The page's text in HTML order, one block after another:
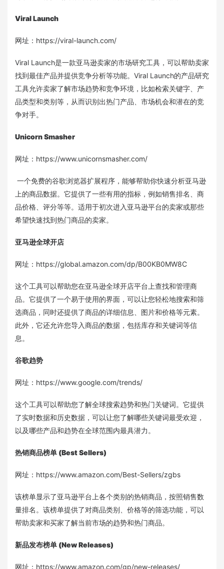
Viral Launch
网址：https://viral-launch.com/
Viral Launch是一款亚马逊卖家的市场研究工具，可以帮助卖家
找到最佳产品并提供竞争分析等功能。Viral Launch的产品研究
工具允许卖家了解市场趋势和竞争环境，比如检索关键字、产
品类型和类别等，从而识别出热门产品、市场机会和潜在的竞
争对手。
Unicorn Smasher
网址：https://www.unicornsmasher.com/
一个免费的谷歌浏览器扩展程序，能够帮助你快速分析亚马逊
上的商品数据。它提供了一些有用的指标，例如销售排名、商
品价格、评分等等。适用于初次进入亚马逊平台的卖家或那些
希望快速找到热门商品的卖家。
亚马逊全球开店
网址：https://global.amazon.com/dp/B00KB0MW8C
这个工具可以帮助您在亚马逊全球开店平台上查找和管理商
品。它提供了一个易于使用的界面，可以让您轻松地搜索和筛
选商品，同时还提供了商品的详细信息、图片和价格等元素。
此外，它还允许您导入商品的数据，包括库存和关键词等信
息。
谷歌趋势
网址：https://www.google.com/trends/
这个工具可以帮助您了解全球搜索趋势和热门关键词。它提供
了实时数据和历史数据，可以让您了解哪些关键词最受欢迎，
以及哪些产品和趋势在全球范围内最具潜力。
热销商品榜单 (Best Sellers)
网址：https://www.amazon.com/Best-Sellers/zgbs
该榜单显示了亚马逊平台上各个类别的热销商品，按照销售数
量排名。该榜单提供了对商品类别、价格等的筛选功能，可以
帮助卖家和买家了解当前市场的趋势和热门商品。
新品发布榜单 (New Releases)
网址：https://www.amazon.com/gp/new-releases/